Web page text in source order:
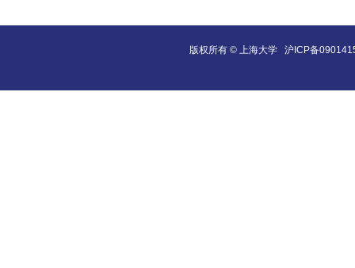
版权所有 © 上海大学 沪ICP备